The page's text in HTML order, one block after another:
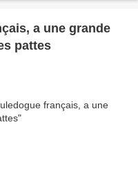
a une grande
pattes